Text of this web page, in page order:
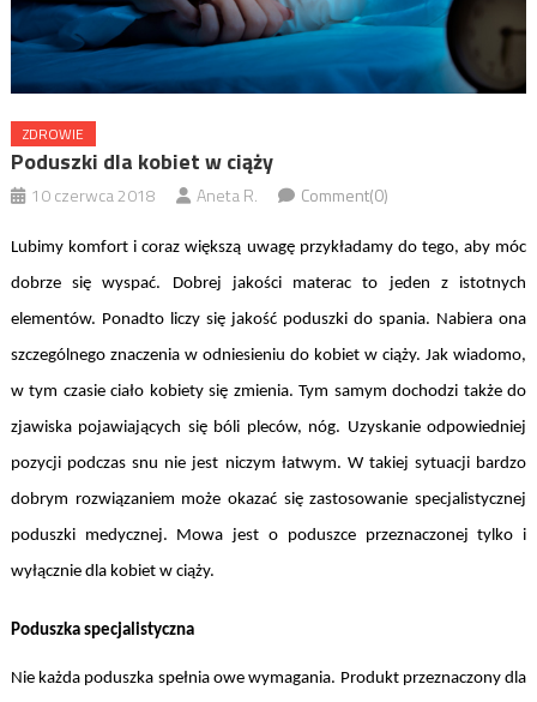
ZDROWIE
Poduszki dla kobiet w ciąży
10 czerwca 2018 Aneta R. Comment(0)
Lubimy komfort i coraz większą uwagę przykładamy do tego, aby móc
dobrze się wyspać. Dobrej jakości materac to jeden z istotnych
elementów. Ponadto liczy się jakość poduszki do spania. Nabiera ona
szczególnego znaczenia w odniesieniu do kobiet w ciąży. Jak wiadomo,
w tym czasie ciało kobiety się zmienia. Tym samym dochodzi także do
zjawiska pojawiających się bóli pleców, nóg. Uzyskanie odpowiedniej
pozycji podczas snu nie jest niczym łatwym. W takiej sytuacji bardzo
dobrym rozwiązaniem może okazać się zastosowanie specjalistycznej
poduszki medycznej. Mowa jest o poduszce przeznaczonej tylko i
wyłącznie dla kobiet w ciąży.
Poduszka specjalistyczna
Nie każda poduszka spełnia owe wymagania. Produkt przeznaczony dla